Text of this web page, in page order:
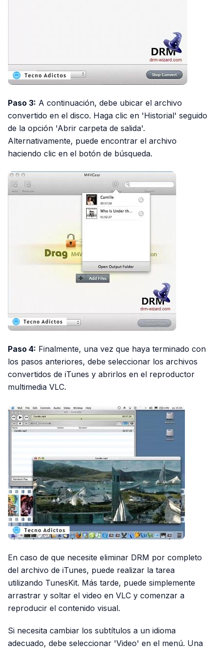
Paso 3: A continuación, debe ubicar el archivo
convertido en el disco. Haga clic en 'Historial' seguido
de la opción 'Abrir carpeta de salida'.
Alternativamente, puede encontrar el archivo
haciendo clic en el botón de búsqueda.
Paso 4: Finalmente, una vez que haya terminado con
los pasos anteriores, debe seleccionar los archivos
convertidos de iTunes y abrirlos en el reproductor
multimedia VLC.
En caso de que necesite eliminar DRM por completo
del archivo de iTunes, puede realizar la tarea
utilizando TunesKit. Más tarde, puede simplemente
arrastrar y soltar el video en VLC y comenzar a
reproducir el contenido visual.
Si necesita cambiar los subtítulos a un idioma
adecuado, debe seleccionar 'Video' en el menú. Una